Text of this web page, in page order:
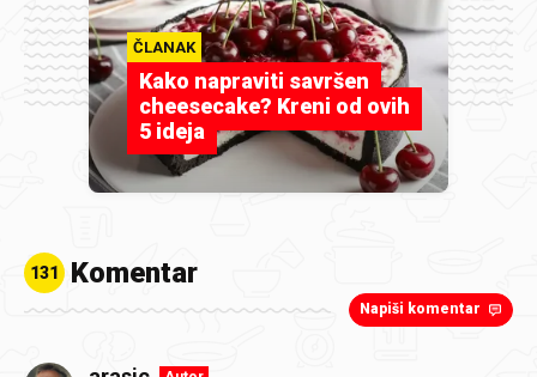
ČLANAK
Kako napraviti savršen
cheesecake? Kreni od ovih
5 ideja
131 Komentar
Napiši komentar